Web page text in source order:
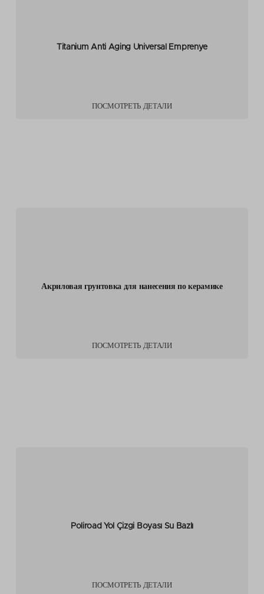
Titanium Anti Aging Universal Emprenye
ПОСМОТРЕТЬ ДЕТАЛИ
Акриловая грунтовка для нанесения по керамике
ПОСМОТРЕТЬ ДЕТАЛИ
Poliroad Yol Çizgi Boyası Su Bazlı
ПОСМОТРЕТЬ ДЕТАЛИ